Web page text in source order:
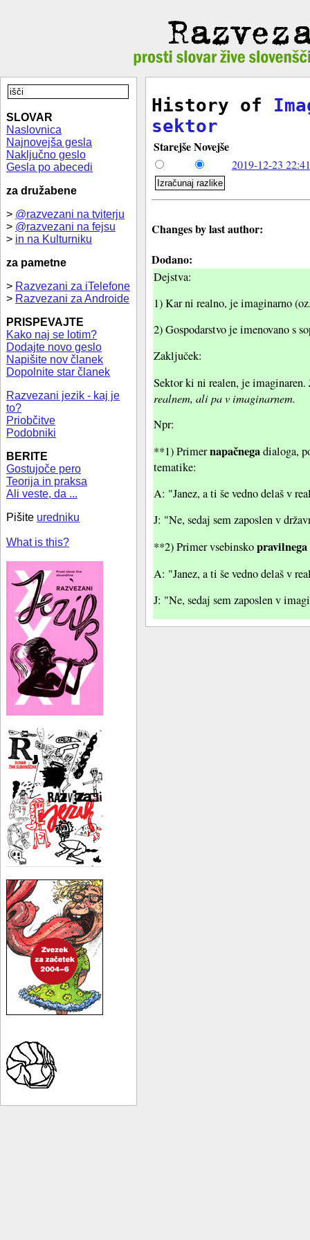
SLOVAR
Naslovnica
Najnovejša gesla
Naključno geslo
Gesla po abecedi
za družabene
> @razvezani na tviterju
> @razvezani na fejsu
> in na Kulturniku
za pametne
> Razvezani za iTelefone
> Razvezani za Androide
PRISPEVAJTE
Kako naj se lotim?
Dodajte novo geslo
Napišite nov članek
Dopolnite star članek
Razvezani jezik - kaj je
to?
Priobčitve
Podobniki
BERITE
Gostujoče pero
Teorija in praksa
Ali veste, da ...
Pišite uredniku
What is this?
History of
sektor
StarejšeNovejše
2019-12-23
Changes by last author:
Dodano:
Dejstva:
1) Kar ni realno, je imaginarno
2) Gospodarstvo je imenovano s
Zaključek:
Sektor ki ni realen, je imaginaren.
realnem, ali pa v imaginarnem.
Npr:
**1) Primernapačnegadialoga,
tematike:
A: "Janez, a ti še vedno delaš v
J: "Ne, sedaj sem zaposlen v
**2) Primer vsebinskopravilnega
A: "Janez, a ti še vedno delaš v
J: "Ne, sedaj sem zaposlen v